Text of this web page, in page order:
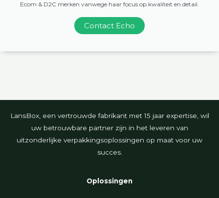
Ecom & D2C merken vanwege haar focus op kwaliteit en detail.
Contact Echo
LansBox, een vertrouwde fabrikant met 15 jaar expertise, wil
uw betrouwbare partner zijn in het leveren van
uitzonderlijke verpakkingsoplossingen op maat voor uw
succes.
Oplossingen